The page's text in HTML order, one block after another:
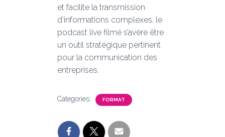
et facilite la transmission
d’informations complexes, le
podcast live filmé s’avère être
un outil stratégique pertinent
pour la communication des
entreprises.
Categories: FORMAT